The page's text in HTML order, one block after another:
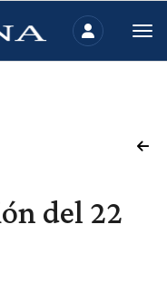
del 22